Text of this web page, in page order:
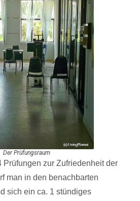
Der Prüfungsraum
Prüfungen zur Zufriedenheit der
man in den benachbarten
sich ein ca. 1 stündiges